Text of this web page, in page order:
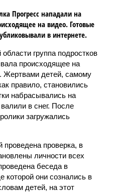
Прогресс нападали на
на видео. Готовые
в интернете.
группа подростков
происходящее на
Жертвами детей, самому
правило, становились
набрасывались на
в снег. После
загружались
проверка, в
личности всех
беседа в
которой они сознались в
детей, на этот